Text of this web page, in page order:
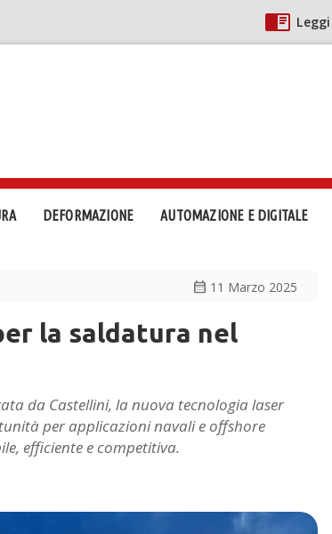
DEFORMAZIONE AUTOMAZIONE E DIGITALE
calendar_month 11 Marzo 2025
la saldatura nel
da Castellini, la nuova tecnologia laser
per applicazioni navali e offshore
efficiente e competitiva.